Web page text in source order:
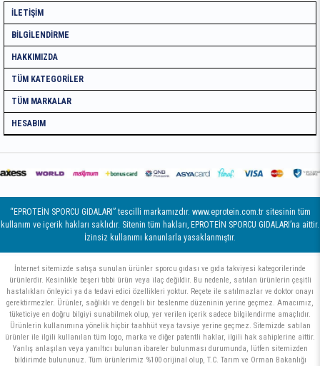
İLETIŞIM
BILGILENDIRME
HAKKIMIZDA
TÜM KATEGORILER
TÜM MARKALAR
HESABIM
“EPROTEİN SPORCU GIDALARI” tescilli markamızdır. www.eprotein.com.tr sitesinin tüm
kullanım ve içerik hakları saklıdır. Sitenin tüm hakları, EPROTEİN SPORCU GIDALARI’na aittir.
İzinsiz kullanımı kanunlarla yasaklanmıştır.
İnternet sitemizde satışa sunulan ürünler sporcu gıdası ve gıda takviyesi kategorilerinde
ürünlerdir. Kesinlikle beşeri tıbbi ürün veya ilaç değildir. Bu nedenle, satılan ürünlerin çeşitli
hastalıkları önleyici ya da tedavi edici özellikleri yoktur. Reçete ile satılmazlar ve doktor onayı
gerektirmezler. Ürünler, sağlıklı ve dengeli bir beslenme düzeninin yerine geçmez. Amacımız,
tüketiciye en doğru bilgiyi sunabilmek olup, yer verilen içerik sadece bilgilendirme amaçlıdır.
Ürünlerin kullanımına yönelik hiçbir taahhüt veya tavsiye yerine geçmez. Sitemizde satılan
ürünler ile ilgili kullanılan tüm logo, marka ve diğer patentli haklar, ilgili hak sahiplerine aittir.
Yanlış anlaşılan veya yanıltıcı bulunan ibareler bulunması durumunda, lütfen sitemizden
bildirimde bulununuz. Tüm ürünlerimiz %100 orijinal olup, T.C. Tarım ve Orman Bakanlığı